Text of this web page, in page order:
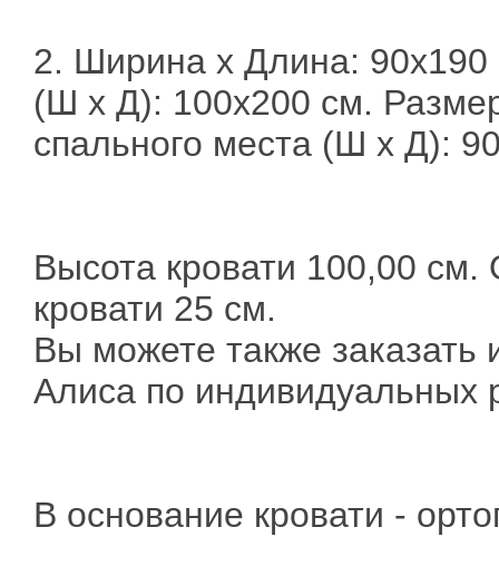
2. Ширина х Длина:
(Ш х Д): 100х200 см.
спального места (Ш х Д):
Высота кровати 100,00 см.
кровати 25 см.
Вы можете также заказать
Алиса по индивидуальных
В основание кровати -